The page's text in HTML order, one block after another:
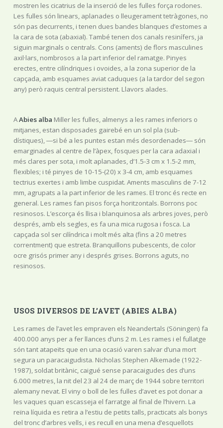
mostren les cicatrius de la inserció de les fulles força rodones.
Les fulles són linears, aplanades o lleugerament tetràgones, no
són pas decurrents, i tenen dues bandes blanques d’estomes a
la cara de sota (abaxial). També tenen dos canals resinífers, ja
siguin marginals o centrals. Cons (aments) de flors masculines
axil·lars, nombrosos a la part inferior del ramatge. Pinyes
erectes, entre cilíndriques i ovoides, a la zona superior de la
capçada, amb esquames aviat caduques (a la tardor del segon
any) però raquis central persistent. Llavors alades.
AAbies alba Miller les fulles, almenys a les rames inferiors o
mitjanes, estan disposades gairebé en un sol pla (sub-
dístiques), ―si bé a les puntes estan més desordenades― són
emarginades al centre de l’àpex, fosques per la cara adaxial i
més clares per sota, i molt aplanades, d’1.5-3 cm x 1.5-2 mm,
flexibles; i té pinyes de 10-15-(20) x 3-4 cm, amb esquames
tectrius exertes i amb limbe cuspidat. Aments masculins de 7-12
mm, agrupats a la part inferior de les rames. El tronc és recte en
general. Les rames fan pisos força horitzontals. Borrons poc
resinosos. L’escorça és llisa i blanquinosa als arbres joves, però
després, amb els segles, es fa una mica rugosa i fosca. La
capçada sol ser cilíndrica i molt més alta (fins a 20 metres
correntment) que estreta. Branquillons pubescents, de color
ocre grisós primer any i després grises. Borrons aguts, no
resinosos.
USOS DIVERSOS DE L’AVET (ABIES ALBA)
Les rames de l’avet les empraven els Neandertals (Söningen) fa
400.000 anys per a fer llances d’uns 2 m. Les rames i el fullatge
són tant atapeïts que en una ocasió varen salvar d’una mort
segura un paracaigudista. Nicholas Stephen Alkemade (1922-
1987), soldat britànic, caigué sense paracaigudes des d’uns
6.000 metres, la nit del 23 al 24 de març de 1944 sobre territori
alemany nevat. El viny o boll de les fulles d’avet es pot donar a
les vaques quan escasseja el farratge al final de l’hivern. La
reïna líquida es retira a l’estiu de petits talls, practicats als bonys
del tronc d’arbres vells, i es recull en una mena d’esquellots